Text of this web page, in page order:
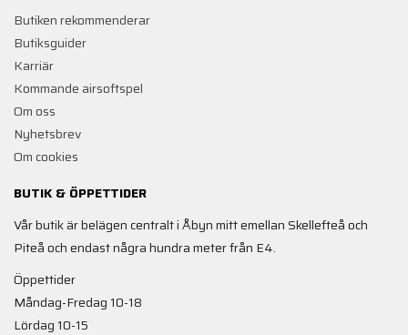
Butiken rekommenderar
Butiksguider
Karriär
Kommande airsoftspel
Om oss
Nyhetsbrev
Om cookies
BUTIK & ÖPPETTIDER
Vår butik är belägen centralt i Åbyn mitt emellan Skellefteå och
Piteå och endast några hundra meter från E4.
Öppettider
Måndag-Fredag 10-18
Lördag 10-15